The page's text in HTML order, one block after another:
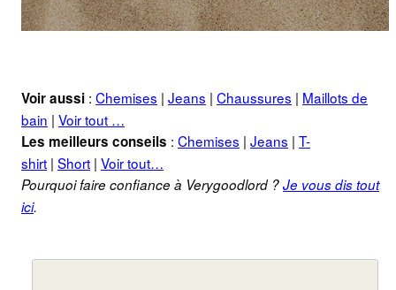
Voir aussi : Chemises | Jeans | Chaussures | Maillots de
bain | Voir tout …
Les meilleurs conseils : Chemises | Jeans | T-
shirt | Short | Voir tout…
Pourquoi faire confiance à Verygoodlord ?Je vous dis tout
ici.